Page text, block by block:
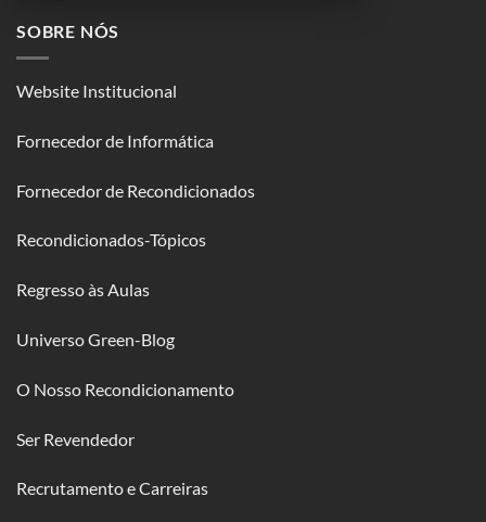
SOBRE NÓS
Website Institucional
Fornecedor de Informática
Fornecedor de Recondicionados
Recondicionados-Tópicos
Regresso às Aulas
Universo Green-Blog
O Nosso Recondicionamento
Ser Revendedor
Recrutamento e Carreiras